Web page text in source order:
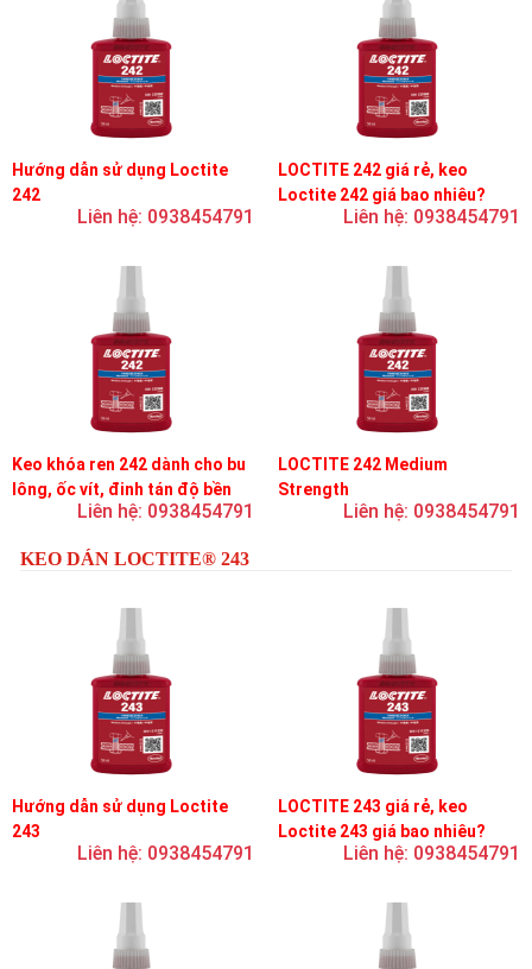
Hướng dẫn sử dụng Loctite
242
Liên hệ: 0938454791
LOCTITE 242 giá rẻ, keo
Loctite 242 giá bao nhiêu?
Liên hệ: 0938454791
Keo khóa ren 242 dành cho bu
lông, ốc vít, đinh tán độ bền
trung bình, độ nhớt trung bình
Liên hệ: 0938454791
LOCTITE 242 Medium
Strength
Liên hệ: 0938454791
KEO DÁN LOCTITE® 243
Hướng dẫn sử dụng Loctite
243
Liên hệ: 0938454791
LOCTITE 243 giá rẻ, keo
Loctite 243 giá bao nhiêu?
Liên hệ: 0938454791